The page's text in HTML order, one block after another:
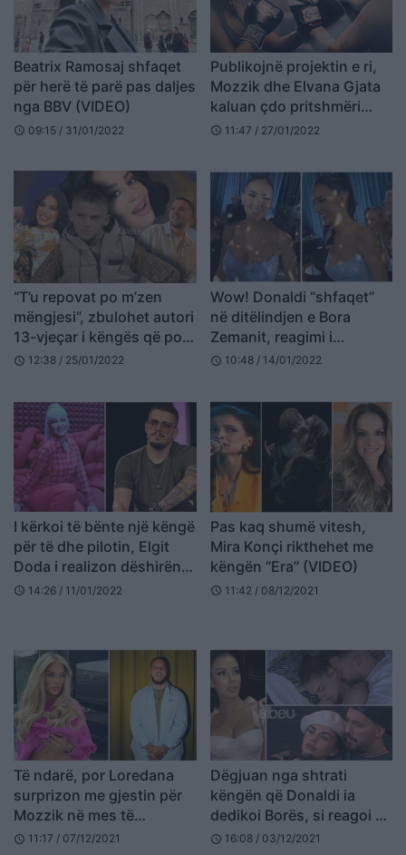
Beatrix Ramosaj shfaqet
për herë të parë pas daljes
nga BBV (VIDEO)
schedule 09:15 / 31/01/2022
Publikojnë projektin e ri,
Mozzik dhe Elvana Gjata
kaluan çdo pritshmëri
(VIDEO)
schedule 11:47 / 27/01/2022
“T’u repovat po m’zen
mëngjesi”, zbulohet autori
13-vjeçar i këngës që po
bën namin në “TikTok”
schedule 12:38 / 25/01/2022
Wow! Donaldi “shfaqet”
në ditëlindjen e Bora
Zemanit, reagimi i
moderatores habit rrjetin
schedule 10:48 / 14/01/2022
I kërkoi të bënte një këngë
për të dhe pilotin, Elgit
Doda i realizon dëshirën
Monikës (FOTO LAJM)
schedule 14:26 / 11/01/2022
Pas kaq shumë vitesh,
Mira Konçi rikthehet me
këngën “Era” (VIDEO)
schedule 11:42 / 08/12/2021
Të ndarë, por Loredana
surprizon me gjestin për
Mozzik në mes të
koncertiti (VIDEO)
schedule 11:17 / 07/12/2021
Dëgjuan nga shtrati
këngën që Donaldi ia
dedikoi Borës, si reagoi ai
dhe Beatrixi (VIDEO)
schedule 16:08 / 03/12/2021